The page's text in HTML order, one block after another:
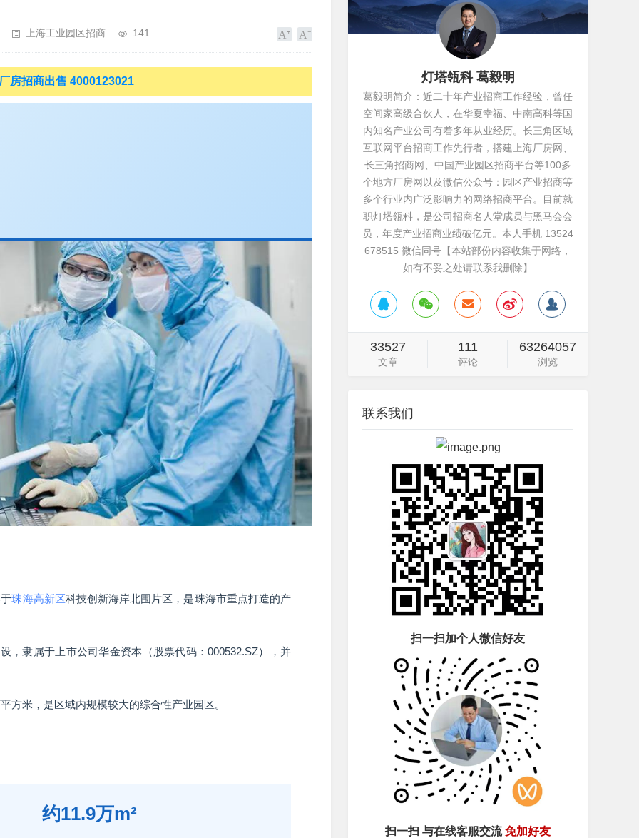
上海工业园区招商 141
房招商出售 4000123021
珠海高新区科技创新海岸北围片区，是珠海市重点打造的产
，隶属于上市公司华金资本（股票代码：000532.SZ），并
方米，是区域内规模较大的综合性产业园区。
约11.9万m²
灯塔瓴科 葛毅明
葛毅明简介：近二十年产业招商工作经验，曾任
空间家高级合伙人，在华夏幸福、中南高科等国
内知名产业公司有着多年从业经历。长三角区域
互联网平台招商工作先行者，搭建上海厂房网、
长三角招商网、中国产业园区招商平台等100多
个地方厂房网以及微信公众号：园区产业招商等
多个行业内广泛影响力的网络招商平台。目前就
职灯塔瓴科，是公司招商名人堂成员与黑马会会
员，年度产业招商业绩破亿元。本人手机 13524
678515 微信同号【本站部份内容收集于网络，
如有不妥之处请联系我删除】
33527
文章
111
评论
63264057
浏览
联系我们
扫一扫加个人微信好友
扫一扫 与在线客服交流免加好友